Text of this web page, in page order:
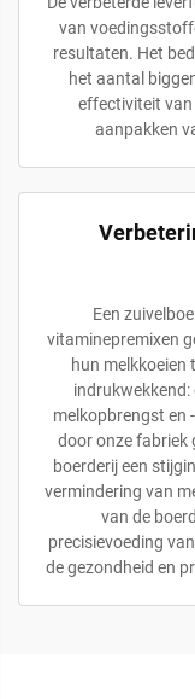
van
resultaten. Het
het aantal
effectiviteit
aanpakken
Een
vitaminepremixen
hun melkkoeien
indrukwekkend:
melkopbrengst en
door onze fabriek
boerderij een
vermindering van
van de
precisievoeding
de gezondheid en